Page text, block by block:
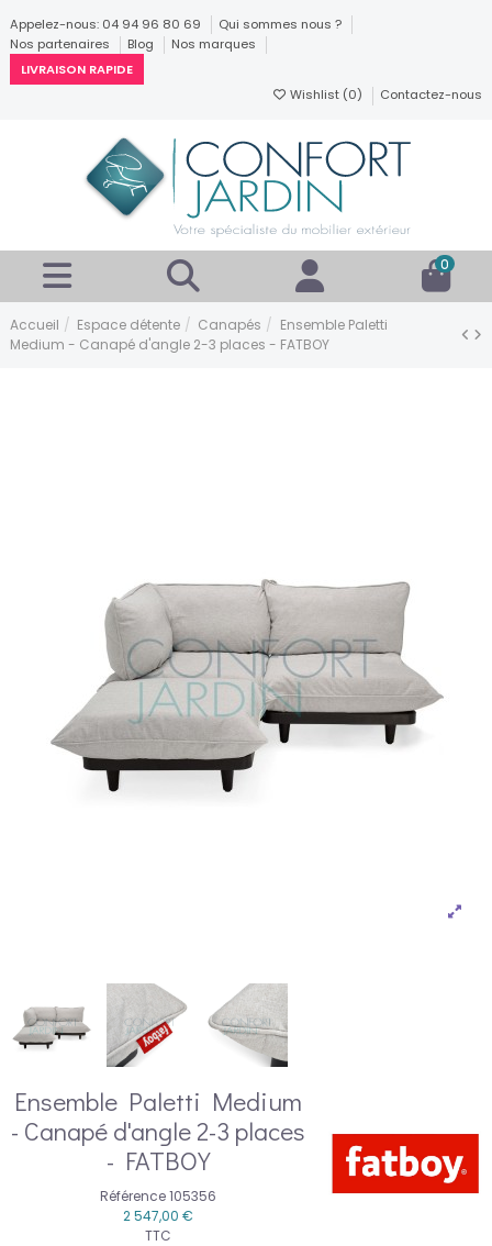
Appelez-nous: 04 94 96 80 69
Qui sommes nous ?
Nos partenaires
Blog
Nos marques
LIVRAISON RAPIDE
Wishlist (0) Contactez-nous
0
Accueil Espace détente Canapés
Ensemble Paletti
Medium - Canapé d'angle 2-3 places - FATBOY
Ensemble Paletti Medium
- Canapé d'angle 2-3 places
- FATBOY
Référence105356
2 547,00 €
TTC